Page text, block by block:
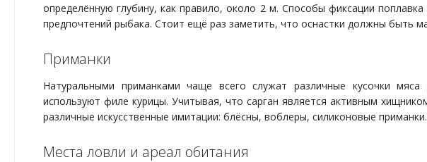
определённую глубину, как правило, около 2 м. Способы фиксации
предпочтений рыбака. Стоит ещё раз заметить, что оснастки должны быть
Приманки
Натуральными приманками чаще всего служат различные кусочки
используют филе курицы. Учитывая, что сарган является активным
различные искусственные имитации: блёсны, воблеры, силиконовые приманки.
Места ловли и ареал обитания